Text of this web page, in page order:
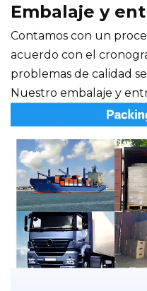
Embalaje y
Contamos con un
acuerdo con el
problemas de calidad
Nuestro embalaje y